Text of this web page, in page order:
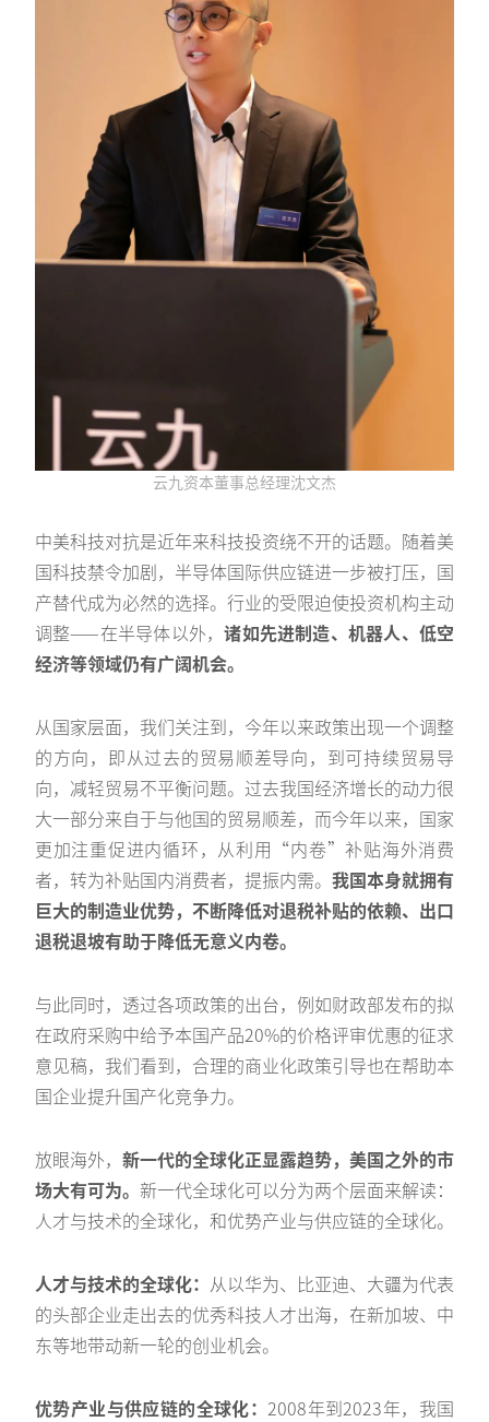
云九资本董事总经理沈文杰
中美科技对抗是近年来科技投资绕不开的话题。随着美
国科技禁令加剧，半导体国际供应链进一步被打压，国
产替代成为必然的选择。行业的受限迫使投资机构主动
调整——在半导体以外，诸如先进制造、机器人、低空
经济等领域仍有广阔机会。
从国家层面，我们关注到，今年以来政策出现一个调整
的方向，即从过去的贸易顺差导向，到可持续贸易导
向，减轻贸易不平衡问题。过去我国经济增长的动力很
大一部分来自于与他国的贸易顺差，而今年以来，国家
更加注重促进内循环，从利用“内卷”补贴海外消费
者，转为补贴国内消费者，提振内需。 我国本身就拥有
巨大的制造业优势，不断降低对退税补贴的依赖、出口
退税退坡有助于降低无意义内卷。
与此同时，透过各项政策的出台，例如财政部发布的拟
在政府采购中给予本国产品20%的价格评审优惠的征求
意见稿，我们看到，合理的商业化政策引导也在帮助本
国企业提升国产化竞争力。
放眼海外， 新一代的全球化正显露趋势，美国之外的市
场大有可为。 新一代全球化可以分为两个层面来解读：
人才与技术的全球化，和优势产业与供应链的全球化。
人才与技术的全球化： 从以华为、比亚迪、大疆为代表
的头部企业走出去的优秀科技人才出海，在新加坡、中
东等地带动新一轮的创业机会。
优势产业与供应链的全球化： 2008年到2023年，我国